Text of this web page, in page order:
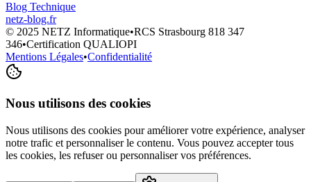
Blog Technique
netz-blog.fr
© 2025 NETZ Informatique•RCS Strasbourg 818 347
346•Certification QUALIOPI
Mentions Légales•Confidentialité
Nous utilisons des cookies
Nous utilisons des cookies pour améliorer votre expérience, analyser
notre trafic et personnaliser le contenu. Vous pouvez accepter tous
les cookies, les refuser ou personnaliser vos préférences.